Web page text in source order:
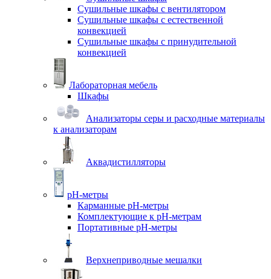
Сушильные шкафы с вентилятором
Сушильные шкафы с естественной
конвекцией
Сушильные шкафы с принудительной
конвекцией
Лабораторная мебель
Шкафы
Анализаторы серы и расходные материалы
к анализаторам
Аквадистилляторы
pH-метры
Карманные pH-метры
Комплектующие к pH-метрам
Портативные pH-метры
Верхнеприводные мешалки